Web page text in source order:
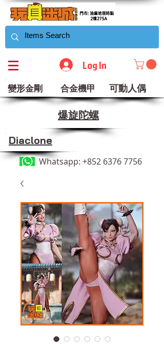
Log In
變形金剛 合金機甲 可動人偶
​爆旋陀螺
Diaclone
Whatsapp: +852 6376 7756